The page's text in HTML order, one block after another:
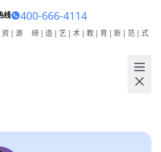
线 400-666-4114
|源 缔|造|艺|术|教|育|新|范|式